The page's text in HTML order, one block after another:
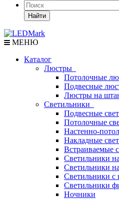
Найти
МЕНЮ
Каталог
Люстры
Потолочные
Подвесные
Люстры на
Светильники
Подвесные
Потолочные
Настенно-
Накладные
Встраиваемые
Светильники
Светильники
Светильники с
Светильники
Ночники